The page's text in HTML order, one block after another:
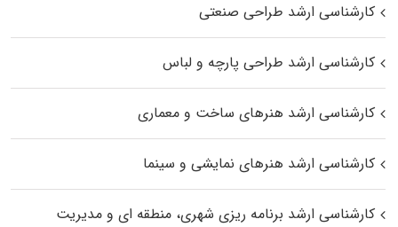
کارشناسی ارشد طراحی صنعتی
کارشناسی ارشد طراحی پارچه و لباس
کارشناسی ارشد هنرهای ساخت و معماری
کارشناسی ارشد هنرهای نمایشی و سینما
کارشناسی ارشد برنامه ریزی شهری، منطقه‌ ای و مدیریت